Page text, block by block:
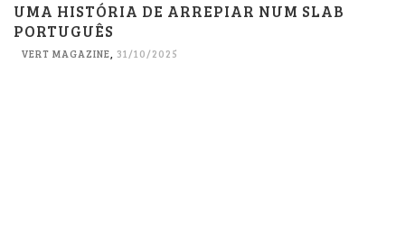
UMA HISTÓRIA DE ARREPIAR NUM SLAB
PORTUGUÊS
VERT MAGAZINE, 31/10/2025